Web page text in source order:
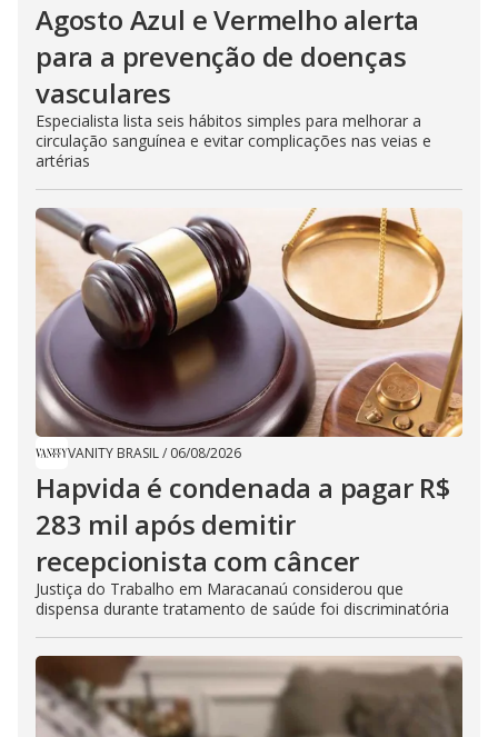
Agosto Azul e Vermelho alerta
para a prevenção de doenças
vasculares
Especialista lista seis hábitos simples para melhorar a
circulação sanguínea e evitar complicações nas veias e
artérias
VANITY BRASIL/ 06/08/2026
Hapvida é condenada a pagar R$
283 mil após demitir
recepcionista com câncer
Justiça do Trabalho em Maracanaú considerou que
dispensa durante tratamento de saúde foi discriminatória